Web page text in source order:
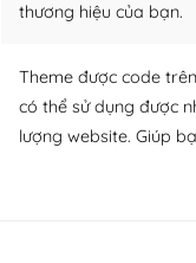
thương hiệu của bạn.
Theme được code
có thể sử dụng được
lượng website. Giúp